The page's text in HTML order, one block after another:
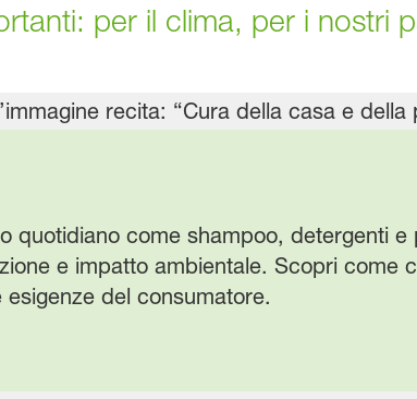
per il clima, per i nostri
quotidiano come shampoo, detergenti e
e impatto ambientale. Scopri come
del consumatore.